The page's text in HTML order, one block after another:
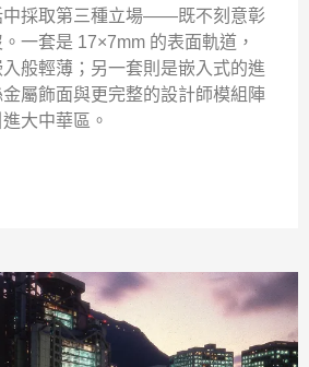
中採取第三種立場——既不刻意彰
一套是 17×7mm 的表面軌道，
般輕薄；另一套則是嵌入式的進
屬飾面與更完整的設計師模組陣
大中華區。